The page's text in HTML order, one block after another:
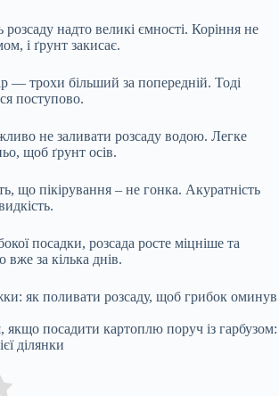
надто великі ємності. Коріння не
і ґрунт закисає.
— трохи більший за попередній. Тоді
поступово.
не заливати розсаду водою. Легке
щоб ґрунт осів.
що пікірування – не гонка. Акуратність
посадки, розсада росте міцніше та
за кілька днів.
як поливати розсаду, щоб грибок оминув
якщо посадити картоплю поруч із гарбузом:
ділянки